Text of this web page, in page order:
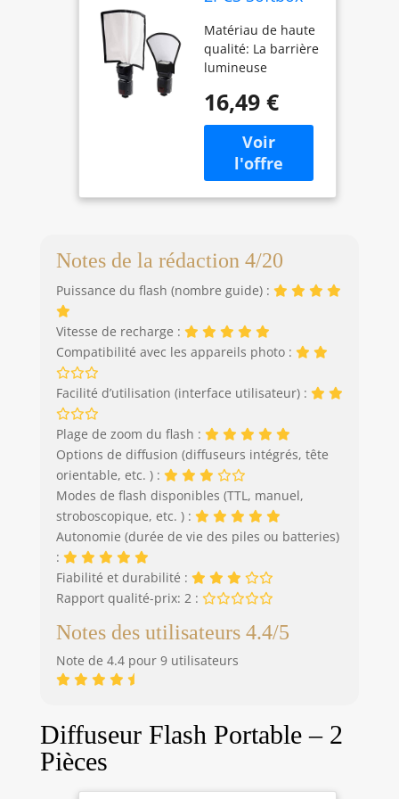
Speedlite Flash
Diffuseur Flash
Universel
Réflecteur
Diffuseur De
Flash Pliable
Diffuseur de
Flash
Réflecteur
Diffuseur de
Photographie
Matériau de haute
qualité: La barrière
lumineuse
d’un matériau de
lumière douce de
haute qualité, avec
un effet de
diffusion uniforme,
une lumière douce
Deux en un: La
de la lampe
utilisée des deux
côtés, avec un effet
côté et un effet de
lumière douce d’un
côté Fixation
flexible: Il y a une
sangle de fixation
élastique
rétractable des
deux côtés de la
barrière lumineuse
être fixée pour une
utilisation sur le
à transporter: La
de la lampe
pliable, ce qui est
pratique à
16,49 €
Notes de la rédaction 4/20
Puissance du flash (nombre guide) :
Vitesse de recharge :
Compatibilité avec les appareils photo :
Facilité d’utilisation (interface utilisateur) :
Plage de zoom du flash :
Options de diffusion (diffuseurs intégrés, tête
orientable, etc. ) :
Modes de flash disponibles (TTL, manuel,
stroboscopique, etc. ) :
Autonomie (durée de vie des piles ou batteries)
:
Fiabilité et durabilité :
Rapport qualité-prix: 2 :
Notes des utilisateurs 4.4/5
Note de 4.4 pour 9 utilisateurs
Diffuseur Flash Portable – 2
Pièces